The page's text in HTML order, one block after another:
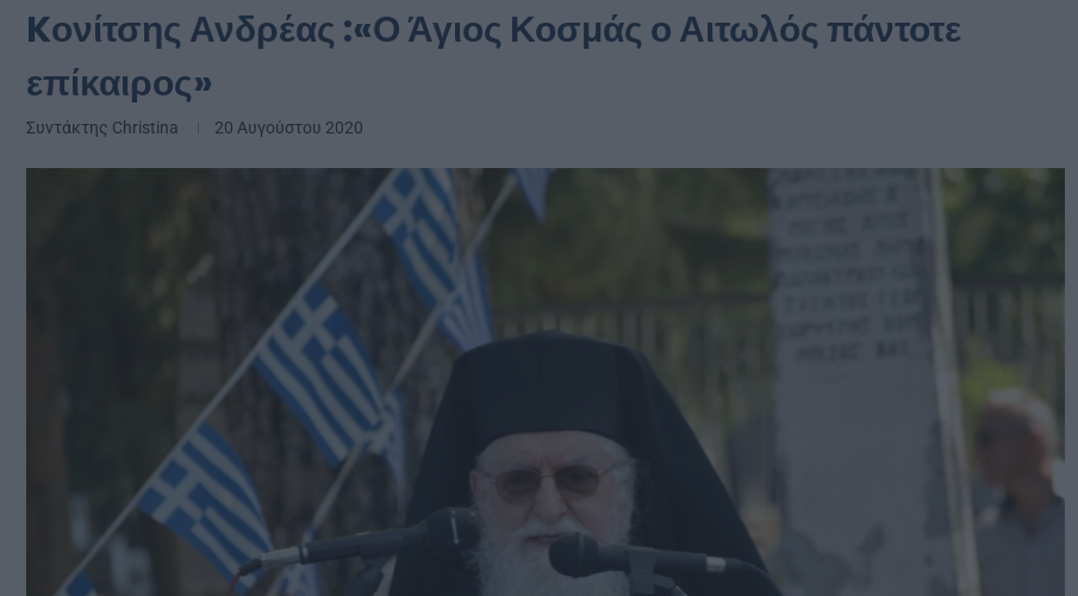
Kονίτσης Ανδρέας :«Ο Άγιος Κοσμάς ο Αιτωλός πάντοτε
επίκαιρος»
Συντάκτης Christina 20 Αυγούστου 2020